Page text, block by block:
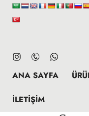
ANA SAYFA
İLETIŞIM